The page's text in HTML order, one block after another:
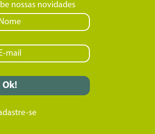
nossas novidades
se